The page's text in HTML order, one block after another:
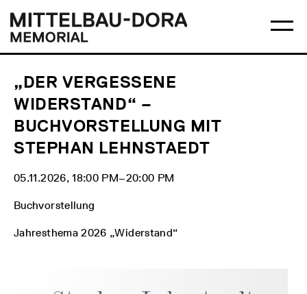
content
menu
Mittelbau-
Dora
Memorial
„DER VERGESSENE
WIDERSTAND“ –
BUCHVORSTELLUNG MIT
STEPHAN LEHNSTAEDT
05.11.2026, 18:00 PM‒20:00 PM
Buchvorstellung
Jahresthema 2026 „Widerstand“